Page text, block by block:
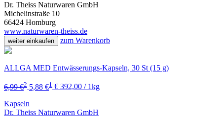
Dr. Theiss Naturwaren GmbH
Michelinstraße 10
66424 Homburg
www.naturwaren-theiss.de
weiter einkaufen zum Warenkorb
ALLGA MED Entwässerungs-Kapseln, 30 St (15 g)
6,99 €2 5,88 €1 € 392,00 / 1kg
Kapseln
Dr. Theiss Naturwaren GmbH